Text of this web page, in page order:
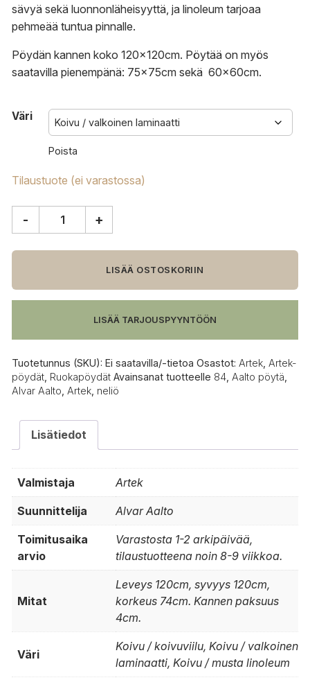
sävyä sekä luonnonläheisyyttä, ja linoleum tarjoaa
pehmeää tuntua pinnalle.
Pöydän kannen koko 120x120cm. Pöytää on myös
saatavilla pienempänä: 75x75cm sekä 60x60cm.
Väri
Poista
Tilaustuote (ei varastossa)
pöytä
- +
LISÄÄ OSTOSKORIIN
LISÄÄ TARJOUSPYYNTÖÖN
Tuotetunnus (SKU): Ei saatavilla/-tietoa Osastot: Artek Artek-
pöydät Ruokapöydät Avainsanat tuotteelle 84 Aalto pöytä
Alvar Aalto Artek neliö
Lisätiedot
Valmistaja Artek
Suunnittelija Alvar Aalto
Toimitusaika
arvio
Varastosta 1-2 arkipäivää,
tilaustuotteena noin 8-9 viikkoa.
Mitat
Leveys 120cm, syvyys 120cm,
korkeus 74cm. Kannen paksuus
4cm.
Väri
Koivu / koivuviilu, Koivu / valkoinen
laminaatti, Koivu / musta linoleum